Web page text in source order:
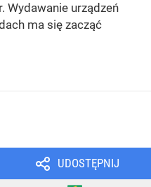
Wydawanie urządzeń
ma się zacząć
UDOSTĘPNIJ